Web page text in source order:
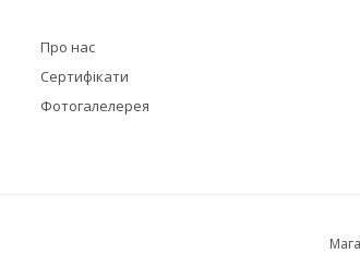
Про нас
Сертифікати
Фотогалелерея